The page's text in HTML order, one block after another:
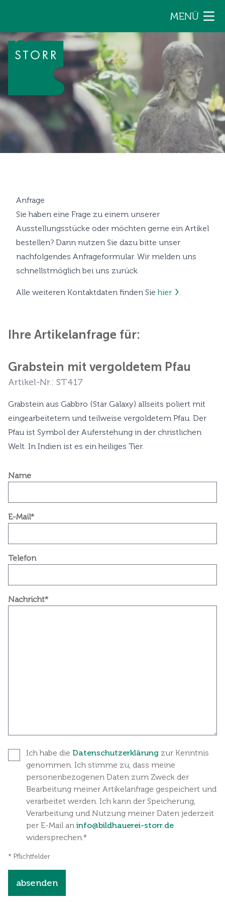
MENÜ
Anfrage
Sie haben eine Frage zu einem unserer
Ausstellungsstücke oder möchten gerne ein Artikel
bestellen? Dann nutzen Sie dazu bitte unser
nachfolgendes Anfrageformular. Wir melden uns
schnellstmöglich bei uns zurück.
Alle weiteren Kontaktdaten finden Siehier .
Ihre Artikelanfrage für:
Grabstein mit vergoldetem Pfau
Artikel-Nr.: ST417
Grabstein aus Gabbro (Star Galaxy) allseits poliert mit
eingearbeitetem und teilweise vergoldetem Pfau. Der
Pfau ist Symbol der Auferstehung in der christlichen
Welt. In Indien ist es ein heiliges Tier.
Name
E-Mail*
Telefon
Nachricht*
Ich habe die Datenschutzerklärung zur Kenntnis
genommen. Ich stimme zu, dass meine
personenbezogenen Daten zum Zweck der
Bearbeitung meiner Artikelanfrage gespeichert und
verarbeitet werden. Ich kann der Speicherung,
Verarbeitung und Nutzung meiner Daten jederzeit
per E-Mail an info@bildhauerei-storr.de
widersprechen.*
* Pflichtfelder
absenden